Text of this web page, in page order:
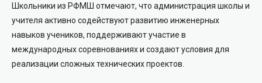
Школьники из РФМШ отмечают, что администрация школы и
учителя активно содействуют развитию инженерных
навыков учеников, поддерживают участие в
международных соревнованиях и создают условия для
реализации сложных технических проектов.